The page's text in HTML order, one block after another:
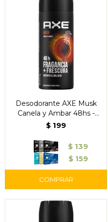
Desodorante AXE Musk
Canela y Ambar 48hs -
150ml.
$ 199
$ 139
$ 159